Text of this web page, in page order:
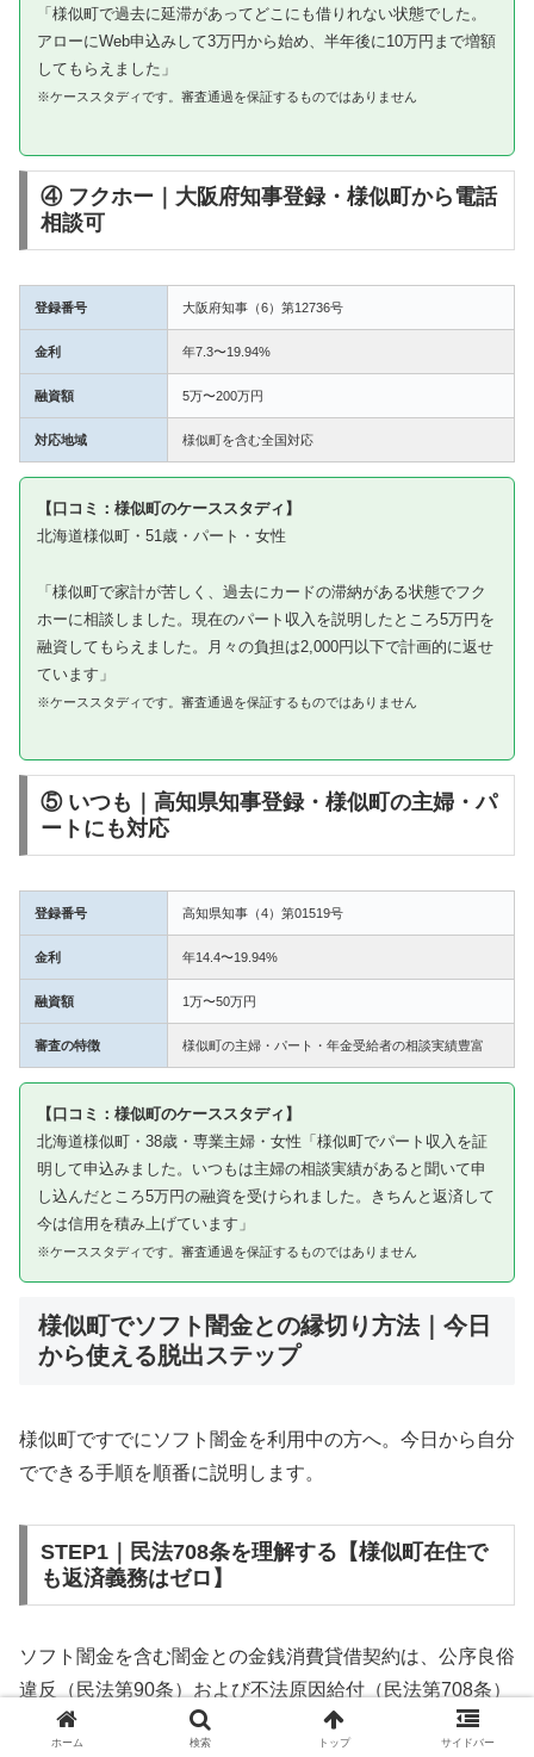
「様似町で過去に延滞があってどこにも借りれない状態でした。
アローにWeb申込みして3万円から始め、半年後に10万円まで増額
してもらえました」
※ケーススタディです。審査通過を保証するものではありません
④ フクホー｜大阪府知事登録・様似町から電話
相談可
登録番号 大阪府知事（6）第12736号
金利 年7.3〜19.94%
融資額 5万〜200万円
対応地域 様似町を含む全国対応
【口コミ：様似町のケーススタディ】
北海道様似町・51歳・パート・女性
「様似町で家計が苦しく、過去にカードの滞納がある状態でフク
ホーに相談しました。現在のパート収入を説明したところ5万円を
融資してもらえました。月々の負担は2,000円以下で計画的に返せ
ています」
※ケーススタディです。審査通過を保証するものではありません
⑤ いつも｜高知県知事登録・様似町の主婦・パ
ートにも対応
登録番号 高知県知事（4）第01519号
金利 年14.4〜19.94%
融資額 1万〜50万円
審査の特徴 様似町の主婦・パート・年金受給者の相談実績豊富
【口コミ：様似町のケーススタディ】
北海道様似町・38歳・専業主婦・女性「様似町でパート収入を証
明して申込みました。いつもは主婦の相談実績があると聞いて申
し込んだところ5万円の融資を受けられました。きちんと返済して
今は信用を積み上げています」
※ケーススタディです。審査通過を保証するものではありません
様似町でソフト闇金との縁切り方法｜今日
から使える脱出ステップ
様似町ですでにソフト闇金を利用中の方へ。今日から自分
でできる手順を順番に説明します。
STEP1｜民法708条を理解する【様似町在住で
も返済義務はゼロ】
ソフト闇金を含む闇金との金銭消費貸借契約は、公序良俗
違反（民法第90条）および不法原因給付（民法第708条）
に該当するため、法的には無効です。様似町在住であって
ホーム 検索 トップ サイドバー